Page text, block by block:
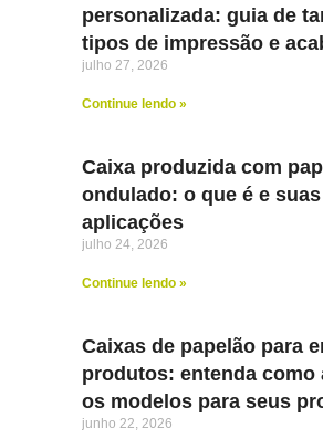
personalizada: guia de
tipos de impressão e
julho 27, 2026
Continue lendo »
Caixa produzida com
ondulado: o que é e suas
aplicações
julho 24, 2026
Continue lendo »
Caixas de papelão para
produtos: entenda como
os modelos para seus
junho 22, 2026